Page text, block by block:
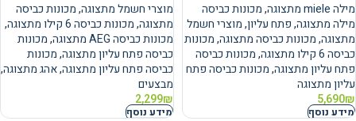
מילה miele מתצוגה ,מכונות כביסה
מילה מתצוגה,פתח עליון,מוצרי חשמל
מתצוגה,מכונות כביסה מתצוגה,מכונות
כביסה 6 קילו מתצוגה
,מכונות כביסה
פתח עליון מתצוגה,מכונות כביסה פתח
עליון מתצוגה
5,690₪
מידע נוסף
מוצרי חשמל מתצוגה,מכונות כביסה
מתצוגה,מכונות כביסה 6 קילו מתצוגה
,
מכונות כביסה AEG מתצוגה
,מכונות
כביסה פתח עליון מתצוגה,מכונות
כביסה פתח עליון מתצוגה,אהג מתצוגה,
מבצעים
2,299₪
מידע נוסף